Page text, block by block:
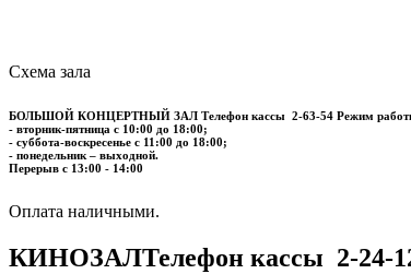
Схема зала
БОЛЬШОЙ КОНЦЕРТНЫЙ ЗАЛ Телефон кассы 2-63-54 Режим
- вторник-пятница с 10:00 до 18:00;
- суббота-воскресенье с 11:00 до 18:00;
- понедельник – выходной.
Перерыв с 13:00 - 14:00
​​​​​​​Оплата наличными.
КИНОЗАЛТелефон кассы 2-24-